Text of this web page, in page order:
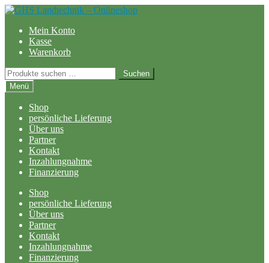
Zur
springen
Zum
springenMein Konto
Kasse
Warenkorb
Suchen
nach:
Suchen
Menü
Shop
persönliche Lieferung
Über uns
Partner
Kontakt
Inzahlungnahme
Finanzierung
Shop
persönliche Lieferung
Über uns
Partner
Kontakt
Inzahlungnahme
Finanzierung